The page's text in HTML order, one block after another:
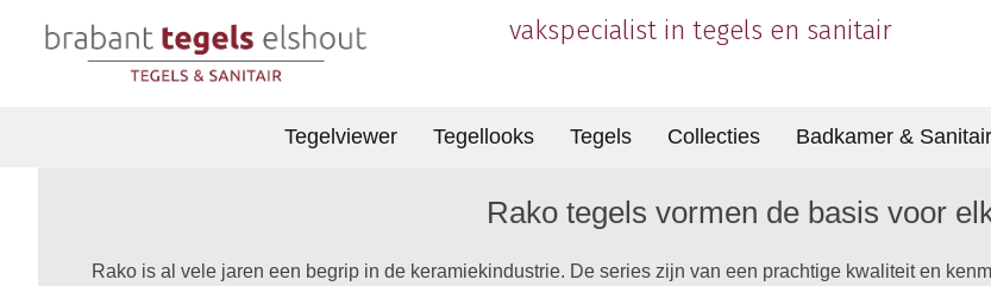
vakspecialist in tegels en sanitair
Tegelviewer Tegellooks Tegels Collecties Badkamer & Sanitair
Rako tegels vormen de basis voor
Rako is al vele jaren een begrip in de keramiekindustrie. De series zijn van een prachtige kwaliteit en